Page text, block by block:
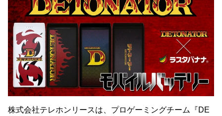
株式会社テレホンリースは、プロゲーミングチーム『DE